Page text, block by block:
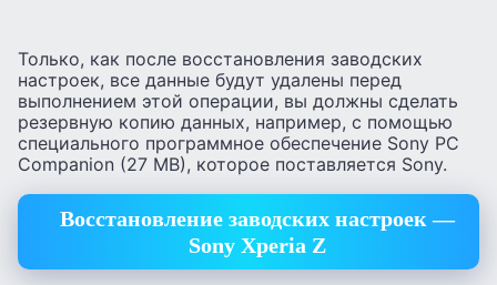
Только, как после восстановления заводских
настроек, все данные будут удалены перед
выполнением этой операции, вы должны сделать
резервную копию данных, например, с помощью
специального программное обеспечение Sony PC
Companion (27 MB), которое поставляется Sony.
Восстановление заводских настроек —
Sony Xperia Z